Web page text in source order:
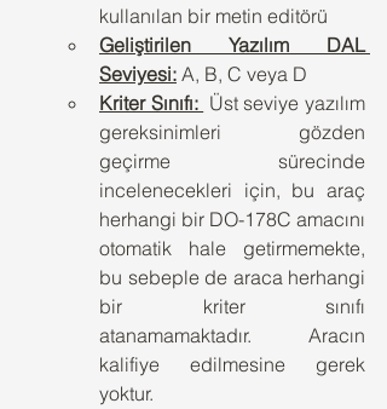
kullanılan bir metin editörü
Geliştirilen Yazılım DAL
Seviyesi: A, B, C veya D
Kriter Sınıfı: Üst seviye yazılım
gereksinimleri gözden
geçirme sürecinde
incelenecekleri için, bu araç
herhangi bir DO-178C amacını
otomatik hale getirmemekte,
bu sebeple de araca herhangi
bir kriter sınıfı
atanamamaktadır. Aracın
kalifiye edilmesine gerek
yoktur.